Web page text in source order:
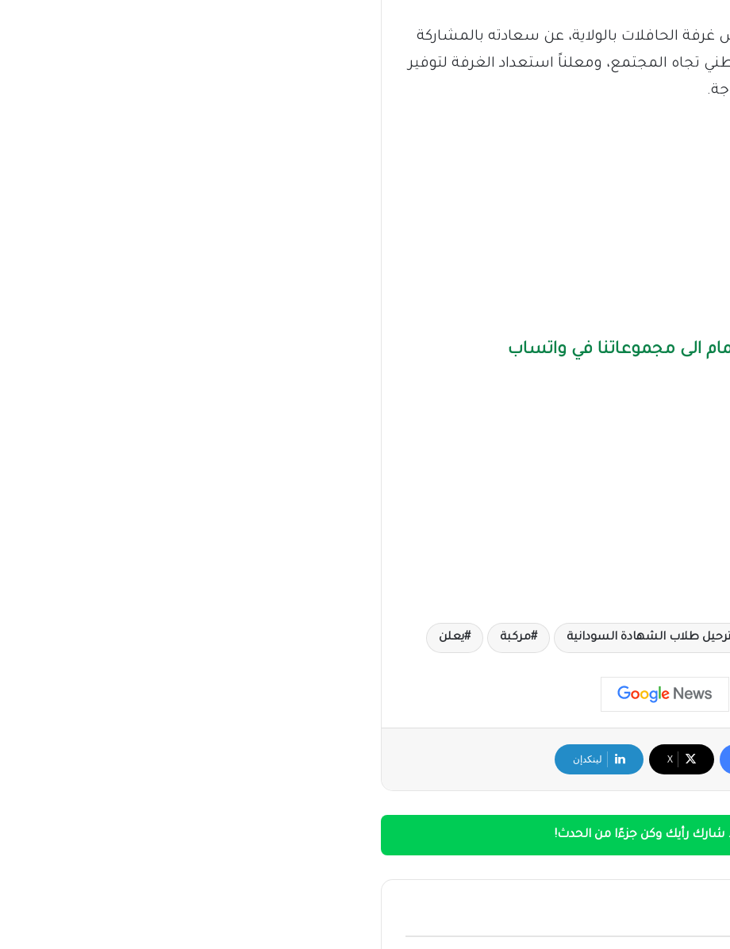
غرفة الحافلات بالولاية، عن سعادته بالمشاركة
تجاه المجتمع، ومعلناً استعداد الغرفة لتوفير
الى مجموعاتنا في واتساب
طلاب الشهادة السودانية مركبة يعلن
‫X لينكدإن
رأيك وكن جزءًا من الحدث!